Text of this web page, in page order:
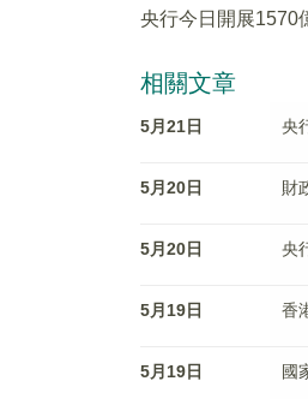
央行今日開展1570
相關文章
5月21日 央
5月20日 財
5月20日 央
5月19日 香
5月19日 國